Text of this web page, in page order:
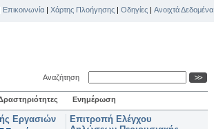
Επικοινωνία | Χάρτης Πλοήγησης | Οδηγίες | Ανοιχτά Δεδομένα
Αναζήτηση
Ενημέρωση
Εργασιών
Επιτροπή Ελέγχου